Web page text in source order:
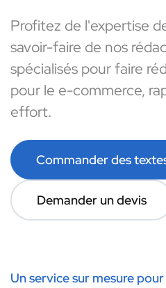
Profitez de l'expertise
savoir-faire de nos
spécialisés pour faire
pour le e-commerce,
effort.
Commander des
Demander un devis
Un service sur mesure pour